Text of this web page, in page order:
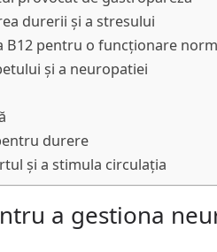
durerii și a stresului
B12 pentru o funcționare
și a neuropatiei
durere
și a stimula circulația
a gestiona